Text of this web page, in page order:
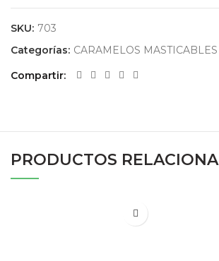
SKU: 703
Categorías: CARAMELOS MASTICABLES
Compartir
PRODUCTOS